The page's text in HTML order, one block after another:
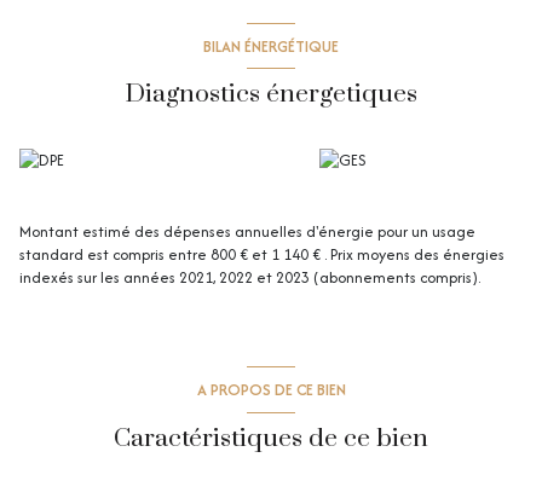
BILAN ÉNERGÉTIQUE
Diagnostics énergetiques
Montant estimé des dépenses annuelles d'énergie pour un usage
standard est compris entre 800 € et 1 140 € . Prix moyens des énergies
indexés sur les années 2021, 2022 et 2023 (abonnements compris).
A PROPOS DE CE BIEN
Caractéristiques de ce bien